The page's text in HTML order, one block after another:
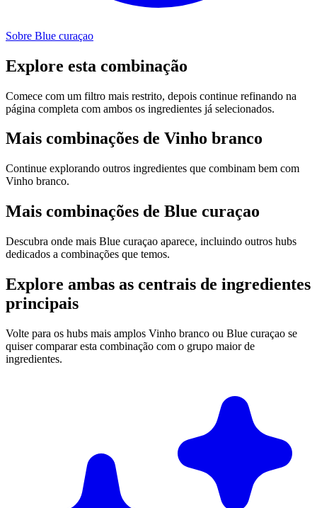
Sobre Blue curaçao
Explore esta combinação
Comece com um filtro mais restrito, depois continue refinando na
página completa com ambos os ingredientes já selecionados.
Mais combinações de Vinho branco
Continue explorando outros ingredientes que combinam bem com
Vinho branco.
Mais combinações de Blue curaçao
Descubra onde mais Blue curaçao aparece, incluindo outros hubs
dedicados a combinações que temos.
Explore ambas as centrais de ingredientes
principais
Volte para os hubs mais amplos Vinho branco ou Blue curaçao se
quiser comparar esta combinação com o grupo maior de
ingredientes.